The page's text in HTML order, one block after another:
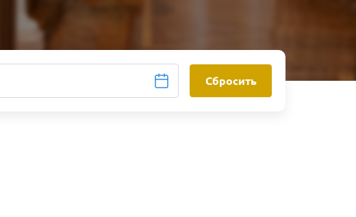
Сбросить